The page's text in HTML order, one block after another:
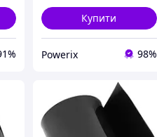
Купити
Powerix 98%